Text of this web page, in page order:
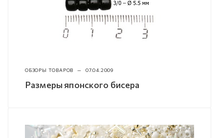
ОБЗОРЫ ТОВАРОВ — 07.04.2009
Размеры японского бисера